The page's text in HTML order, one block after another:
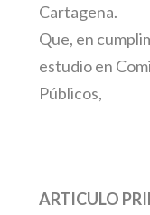
Cartagena.
Que, en
estudio en
Públicos,
ARTICULO